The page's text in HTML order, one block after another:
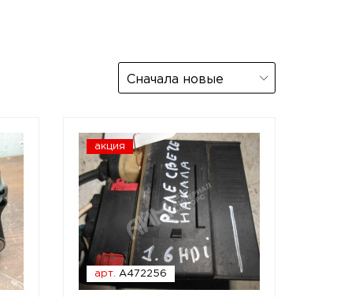
Сначала новые
акция
арт. A472256